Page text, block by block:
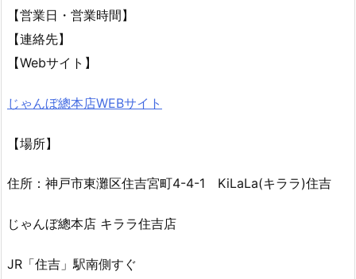
【営業日・営業時間】
【連絡先】
【Webサイト】
じゃんぼ總本店WEBサイト
【場所】
住所：神戸市東灘区住吉宮町4-4-1 KiLaLa(キララ)住吉
じゃんぼ總本店 キララ住吉店
JR「住吉」駅南側すぐ